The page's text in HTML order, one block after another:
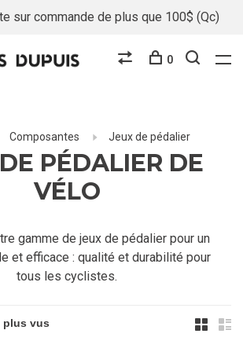
sur commande de plus que 100$ (Qc)
0
Composantes Jeux de pédalier
PÉDALIER DE
VÉLO
gamme de jeux de pédalier pour un
et efficace : qualité et durabilité pour
tous les cyclistes.